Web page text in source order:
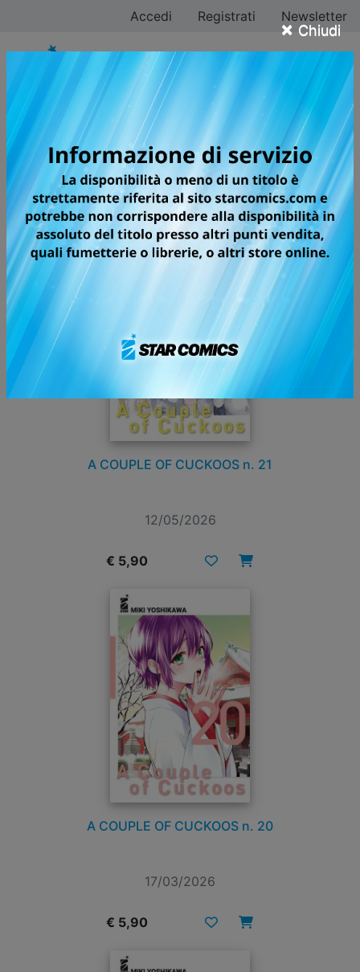
× Chiudi
Accedi Registrati Newsletter
Miki Yoshikawa
Tutti i fumetti
A COUPLE OF CUCKOOS n. 21
12/05/2026
€ 5,90
A COUPLE OF CUCKOOS n. 20
17/03/2026
€ 5,90